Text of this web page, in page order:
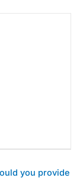
프로필 방
프로필
you provide